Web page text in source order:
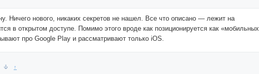
Ничего нового, никаких секретов не нашел. Все что описано — лежит на
в открытом доступе. Помимо этого вроде как позиционируется как «мобильных
про Google Play и рассматривают только iOS.
↑